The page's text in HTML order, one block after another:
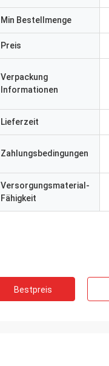
HERR
es 8 Tagen und alles
sehr gut, die wir
haben Produkt bereits in
das wir uns
Ihnen“
Min Bestellmenge
Preis
Verpackung
Informationen
Lieferzeit
Zahlungsbedingungen
Versorgungsmaterial-
Fähigkeit
Bestpreis